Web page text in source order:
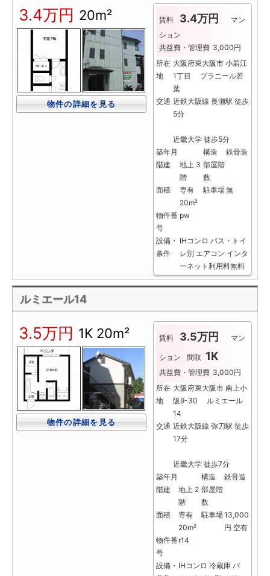
3.4万円 20m²
物件の詳細を見る
賃料 3.4万円
マン
ション
共益費・管理費 3,000円
所在
地
大阪府東大阪市 小若江
1丁目 プラニール若
葉
交通 近鉄大阪線 長瀬駅 徒歩
5分
近畿大学 徒歩5分
築年月
構造
鉄骨造
階建
地上 3
階
部屋階
数
面積
専有
20m²
駐車場無
物件番
号
pw
設備・
条件
IHコンロ バス・トイ
レ別 エアコン インタ
ーネット利用料無料
ルミエール14
3.5万円 1K 20m²
物件の詳細を見る
賃料 3.5万円 マン
ション 間取 1K
共益費・管理費 3,000円
所在
地
大阪府東大阪市 南上小
阪9-30 ルミエール
14
交通 近鉄大阪線 弥刀駅 徒歩
17分
近畿大学 徒歩7分
築年月
構造
鉄骨造
階建
地上 2
階
部屋階
数
面積
専有
20m²
駐車場13,000
円 空有
物件番
号
r14
設備・ IHコンロ 冷蔵庫 バ